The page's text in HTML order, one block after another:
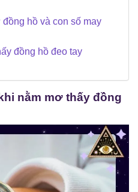
hồ và con số may
đồng hồ đeo tay
nằm mơ thấy đồng